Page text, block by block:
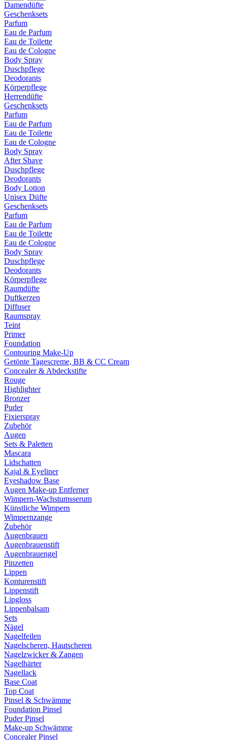
Damendüfte
Geschenksets
Parfum
Eau de Parfum
Eau de Toilette
Eau de Cologne
Body Spray
Duschpflege
Deodorants
Körperpflege
Herrendüfte
Geschenksets
Parfum
Eau de Parfum
Eau de Toilette
Eau de Cologne
Body Spray
After Shave
Duschpflege
Deodorants
Body Lotion
Unisex Düfte
Geschenksets
Parfum
Eau de Parfum
Eau de Toilette
Eau de Cologne
Body Spray
Duschpflege
Deodorants
Körperpflege
Raumdüfte
Duftkerzen
Diffuser
Raumspray
Teint
Primer
Foundation
Contouring Make-Up
Getönte Tagescreme, BB & CC Cream
Concealer & Abdeckstifte
Rouge
Highlighter
Bronzer
Puder
Fixierspray
Zubehör
Augen
Sets & Paletten
Mascara
Lidschatten
Kajal & Eyeliner
Eyeshadow Base
Augen Make-up Entferner
Wimpern-Wachstumsserum
Künstliche Wimpern
Wimpernzange
Zubehör
Augenbrauen
Augenbrauenstift
Augenbrauengel
Pinzetten
Lippen
Konturenstift
Lippenstift
Lipgloss
Lippenbalsam
Sets
Nägel
Nagelfeilen
Nagelscheren, Hautscheren
Nagelzwicker & Zangen
Nagelhärter
Nagellack
Base Coat
Top Coat
Pinsel & Schwämme
Foundation Pinsel
Puder Pinsel
Make-up Schwämme
Concealer Pinsel